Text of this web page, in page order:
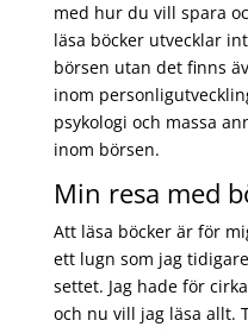
med hur du vill spara
läsa böcker utvecklar
börsen utan det finns
inom
psykologi och massa
inom börsen.
Min resa med
Att läsa böcker är för
ett lugn som jag
settet. Jag hade för
och nu vill jag läsa allt.